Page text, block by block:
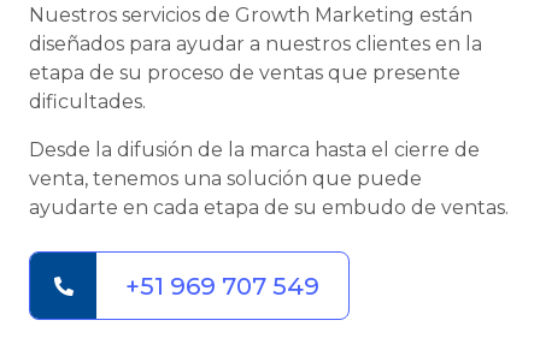
Nuestros servicios de Growth Marketing están
diseñados para ayudar a nuestros clientes en la
etapa de su proceso de ventas que presente
dificultades.
Desde la difusión de la marca hasta el cierre de
venta, tenemos una solución que puede
ayudarte en cada etapa de su embudo de ventas.
+51 969 707 549